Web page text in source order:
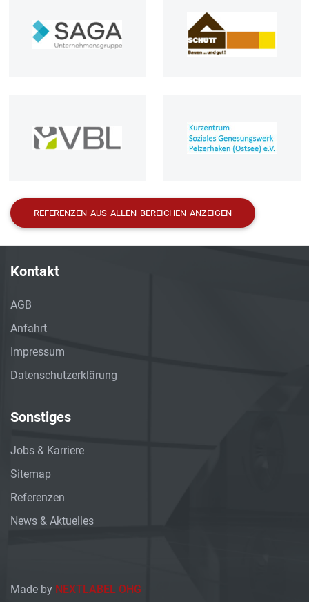
REFERENZEN AUS ALLEN BEREICHEN ANZEIGEN
Kontakt
AGB
Anfahrt
Impressum
Datenschutzerklärung
Sonstiges
Jobs & Karriere
Sitemap
Referenzen
News & Aktuelles
Made by NEXTLABEL OHG